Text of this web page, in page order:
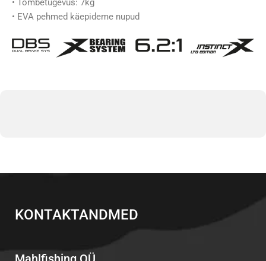
• Tõmbetugevus: 7kg
• EVA pehmed käepideme nupud
KONTAKTANDMED